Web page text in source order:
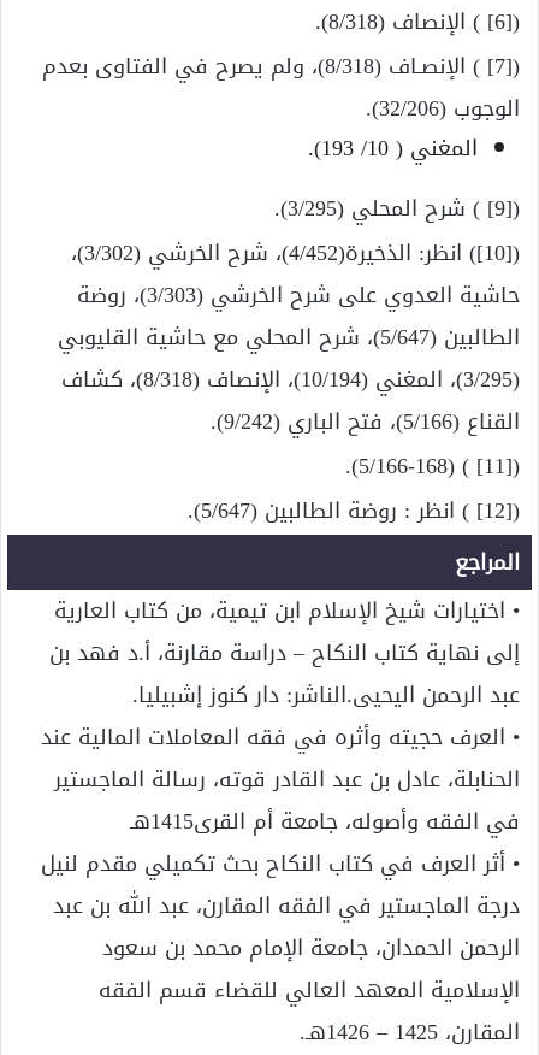
([6] ) الإنصاف (8/318).
([7] ) الإنصـاف (8/318)، ولم يصرح في الفتاوى بعدم
الوجوب (32/206).
المغني ( 10/ 193).
([9] ) شرح المحلي (3/295).
([10]) انظر: الذخيرة(4/452)، شرح الخرشي (3/302)،
حاشية العدوي على شرح الخرشي (3/303)، روضة
الطالبين (5/647)، شرح المحلي مع حاشية القليوبي
(3/295)، المغني (10/194)، الإنصاف (8/318)، كشاف
القناع (5/166)، فتح الباري (9/242).
([11] ) (5/166-168).
([12] ) انظر : روضة الطالبين (5/647).
المراجع
• اختيارات شيخ الإسلام ابن تيمية، من كتاب العارية
إلى نهاية كتاب النكاح – دراسة مقارنة، أ.د فهد بن
عبد الرحمن اليحيى.الناشر: دار كنوز إشبيليا.
• العرف حجيته وأثره في فقه المعاملات المالية عند
الحنابلة، عادل بن عبد القادر قوته، رسالة الماجستير
في الفقه وأصوله، جامعة أم القرى1415هـ
• أثر العرف في كتاب النكاح بحث تكميلي مقدم لنيل
درجة الماجستير في الفقه المقارن، عبد الله بن عبد
الرحمن الحمدان، جامعة الإمام محمد بن سعود
الإسلامية المعهد العالي للقضاء قسم الفقه
المقارن، 1425 – 1426هـ.